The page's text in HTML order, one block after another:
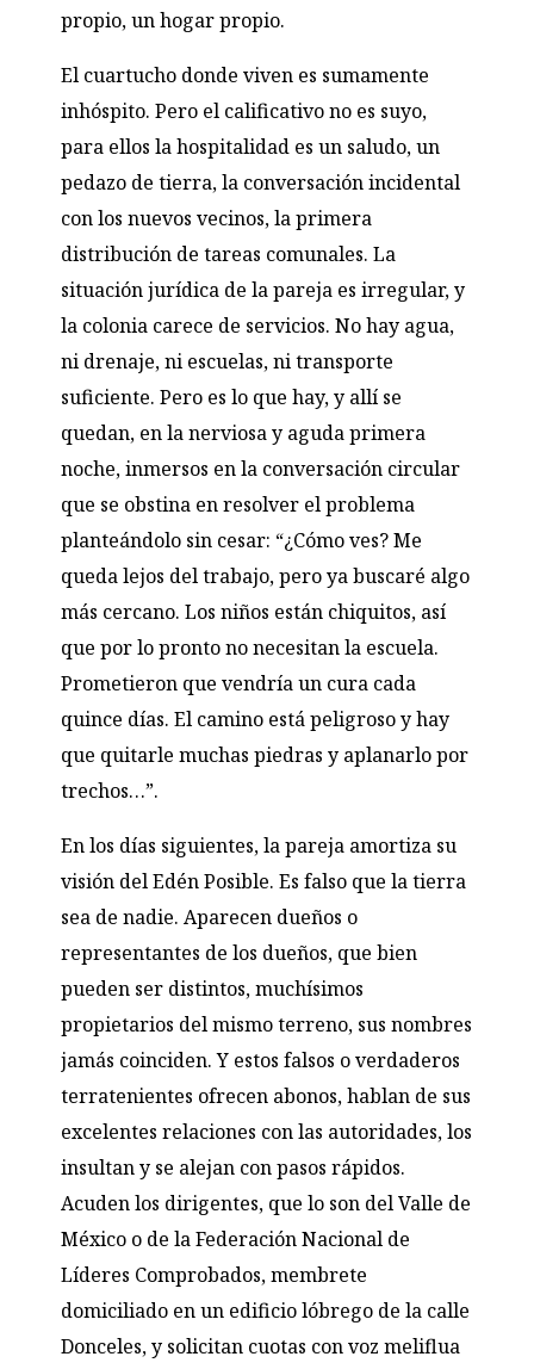
propio, un hogar propio.
El cuartucho donde viven es sumamente
inhóspito. Pero el calificativo no es suyo,
para ellos la hospitalidad es un saludo, un
pedazo de tierra, la conversación incidental
con los nuevos vecinos, la primera
distribución de tareas comunales. La
situación jurídica de la pareja es irregular, y
la colonia carece de servicios. No hay agua,
ni drenaje, ni escuelas, ni transporte
suficiente. Pero es lo que hay, y allí se
quedan, en la nerviosa y aguda primera
noche, inmersos en la conversación circular
que se obstina en resolver el problema
planteándolo sin cesar: “¿Cómo ves? Me
queda lejos del trabajo, pero ya buscaré algo
más cercano. Los niños están chiquitos, así
que por lo pronto no necesitan la escuela.
Prometieron que vendría un cura cada
quince días. El camino está peligroso y hay
que quitarle muchas piedras y aplanarlo por
trechos…”.
En los días siguientes, la pareja amortiza su
visión del Edén Posible. Es falso que la tierra
sea de nadie. Aparecen dueños o
representantes de los dueños, que bien
pueden ser distintos, muchísimos
propietarios del mismo terreno, sus nombres
jamás coinciden. Y estos falsos o verdaderos
terratenientes ofrecen abonos, hablan de sus
excelentes relaciones con las autoridades, los
insultan y se alejan con pasos rápidos.
Acuden los dirigentes, que lo son del Valle de
México o de la Federación Nacional de
Líderes Comprobados, membrete
domiciliado en un edificio lóbrego de la calle
Donceles, y solicitan cuotas con voz meliflua